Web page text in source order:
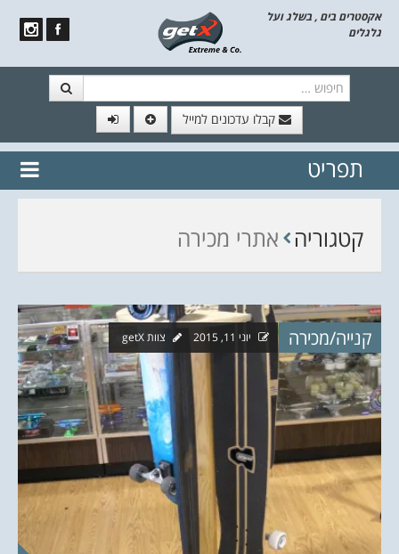
אקסטרים בים , בשלג ועל
גלגלים
קבלו עדכונים למייל
// הצטרף לרשימת תפוצה!
נשמח
לשלוח לך עדכונים חמים מהאתר
תפריט
דלג לתוכן
קטגוריה אתרי מכירה
קנייה/מכירה יוני 11, 2015 צוות getX